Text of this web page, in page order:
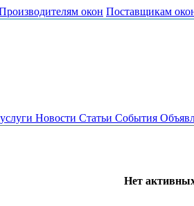
окон Поставщикам
Новости Статьи События
Нет